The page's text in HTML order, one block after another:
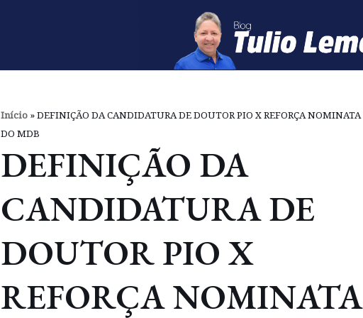
Início »DEFINIÇÃO DA CANDIDATURA DE DOUTOR PIO X REFORÇA NOMINATA
DO MDB
DEFINIÇÃO DA
CANDIDATURA DE
DOUTOR PIO X
REFORÇA NOMINATA